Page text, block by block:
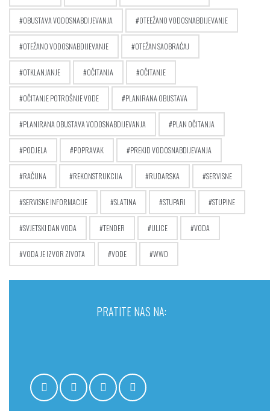
OBUSTAVA VODOSNABDIJEVANJA OTEEŽANO VODOSNABDIJEVANJE
OTEŽANO VODOSNABDIJEVANJE OTEŽAN SAOBRAĆAJ
OTKLANJANJE OČITANJA OČITANJE
OČITANJE POTROŠNJE VODE PLANIRANA OBUSTAVA
PLANIRANA OBUSTAVA VODOSNABDIJEVANJA PLAN OČITANJA
PODJELA POPRAVAK PREKID VODOSNABDIJEVANJA
RAČUNA REKONSTRUKCIJA RUDARSKA SERVISNE
SERVISNE INFORMACIJE SLATINA STUPARI STUPINE
SVJETSKI DAN VODA TENDER ULICE VODA
VODA JE IZVOR ZIVOTA VODE WWD
PRATITE NAS NA: